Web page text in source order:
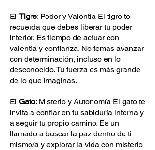
El Tigre: Poder y Valentía El tigre te
recuerda que debes liberar tu poder
interior. Es tiempo de actuar con
valentía y confianza. No temas avanzar
con determinación, incluso en lo
desconocido. Tu fuerza es más grande
de lo que imaginas.
El Gato: Misterio y Autonomía El gato te
invita a confiar en tu sabiduría interna y
a seguir tu propio camino. Es un
llamado a buscar la paz dentro de ti
mismo/a y explorar la vida con misterio